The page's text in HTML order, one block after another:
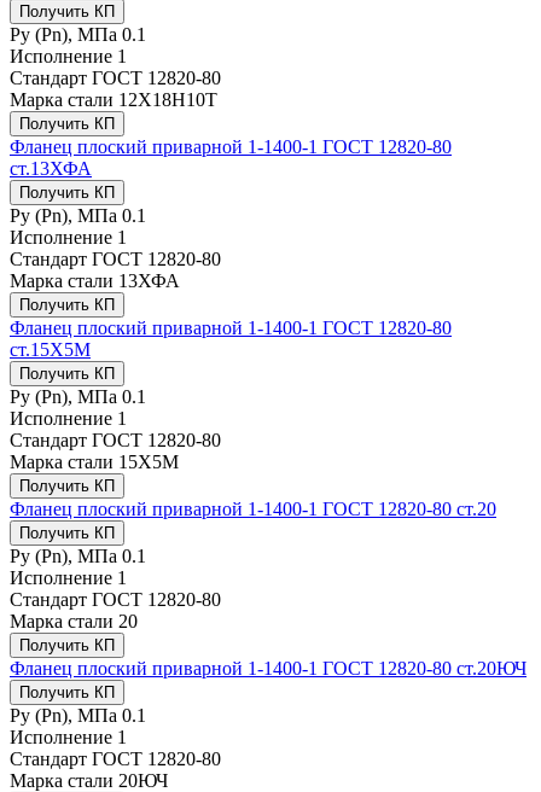
Получить КП
Ру (Рn), МПа 0.1
Исполнение 1
Стандарт ГОСТ 12820-80
Марка стали 12Х18Н10Т
Получить КП
Фланец плоский приварной 1-1400-1 ГОСТ 12820-80
ст.13ХФА
Получить КП
Ру (Рn), МПа 0.1
Исполнение 1
Стандарт ГОСТ 12820-80
Марка стали 13ХФА
Получить КП
Фланец плоский приварной 1-1400-1 ГОСТ 12820-80
ст.15Х5М
Получить КП
Ру (Рn), МПа 0.1
Исполнение 1
Стандарт ГОСТ 12820-80
Марка стали 15Х5М
Получить КП
Фланец плоский приварной 1-1400-1 ГОСТ 12820-80 ст.20
Получить КП
Ру (Рn), МПа 0.1
Исполнение 1
Стандарт ГОСТ 12820-80
Марка стали 20
Получить КП
Фланец плоский приварной 1-1400-1 ГОСТ 12820-80 ст.20ЮЧ
Получить КП
Ру (Рn), МПа 0.1
Исполнение 1
Стандарт ГОСТ 12820-80
Марка стали 20ЮЧ